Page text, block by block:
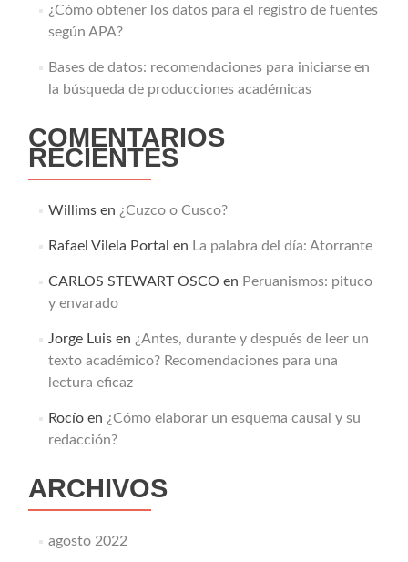
¿Cómo obtener los datos para el registro de fuentes
según APA?
Bases de datos: recomendaciones para iniciarse en
la búsqueda de producciones académicas
COMENTARIOS
RECIENTES
Willimsen ¿Cuzco o Cusco?
Rafael Vilela Portal en La palabra del día: Atorrante
CARLOS STEWART OSCO en Peruanismos: pituco
y envarado
Jorge Luisen ¿Antes, durante y después de leer un
texto académico? Recomendaciones para una
lectura eficaz
Rocíoen ¿Cómo elaborar un esquema causal y su
redacción?
ARCHIVOS
agosto 2022